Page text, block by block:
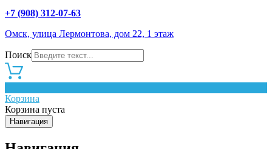
+7 (908) 312-07-63
Омск, улица Лермонтова, дом 22, 1 этаж
Поиск
Корзина
Корзина пуста
Навигация